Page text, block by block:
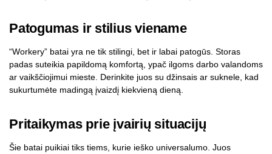
Patogumas ir stilius viename
“Workery” batai yra ne tik stilingi, bet ir labai patogūs. Storas
padas suteikia papildomą komfortą, ypač ilgoms darbo valandoms
ar vaikščiojimui mieste. Derinkite juos su džinsais ar suknele, kad
sukurtumėte madingą įvaizdį kiekvieną dieną.
Pritaikymas prie įvairių situacijų
Šie batai puikiai tiks tiems, kurie ieško universalumo. Juos